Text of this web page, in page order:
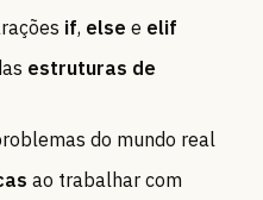
if, else e elif
estruturas de
do mundo real
ao trabalhar com